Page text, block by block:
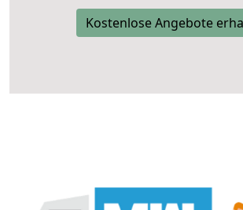
Kostenlose Angebote